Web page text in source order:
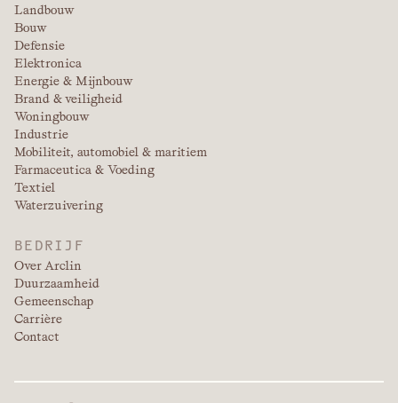
Landbouw
Bouw
Defensie
Elektronica
Energie & Mijnbouw
Brand & veiligheid
Woningbouw
Industrie
Mobiliteit, automobiel & maritiem
Farmaceutica & Voeding
Textiel
Waterzuivering
BEDRIJF
Over Arclin
Duurzaamheid
Gemeenschap
Carrière
Contact